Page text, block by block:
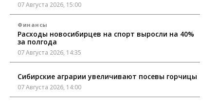
07 Августа 2026, 15:00
Финансы
Расходы новосибирцев на спорт выросли на 40%
за полгода
07 Августа 2026, 14:35
Сибирские аграрии увеличивают посевы горчицы
07 Августа 2026, 14:00